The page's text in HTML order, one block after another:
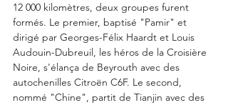
12 000 kilomètres, deux groupes furent
formés. Le premier, baptisé "Pamir" et
dirigé par Georges-Félix Haardt et Louis
Audouin-Dubreuil, les héros de la Croisière
Noire, s'élança de Beyrouth avec des
autochenilles Citroën C6F. Le second,
nommé "Chine", partit de Tianjin avec des